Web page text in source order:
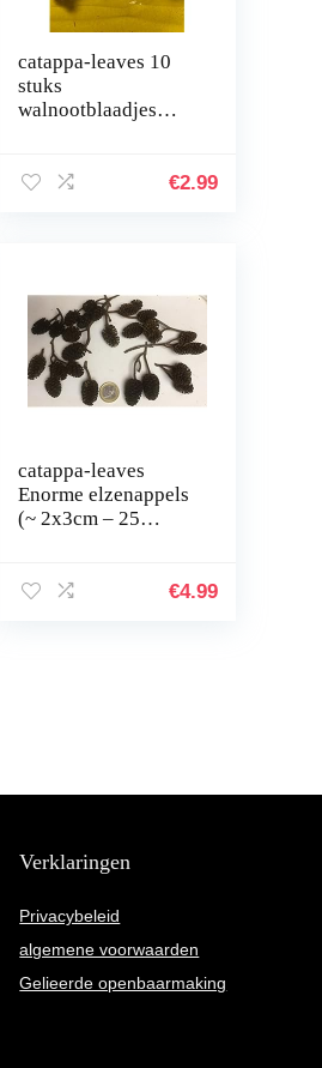
catappa-leaves 10
stuks
walnootblaadjes
in kartonnen doos€2.99
catappa-leaves
Enorme elzenappels
(~ 2x3cm – 25
Black Alder Cones
€4.99
Verklaringen
Privacybeleid
algemene voorwaarden
Gelieerde openbaarmaking